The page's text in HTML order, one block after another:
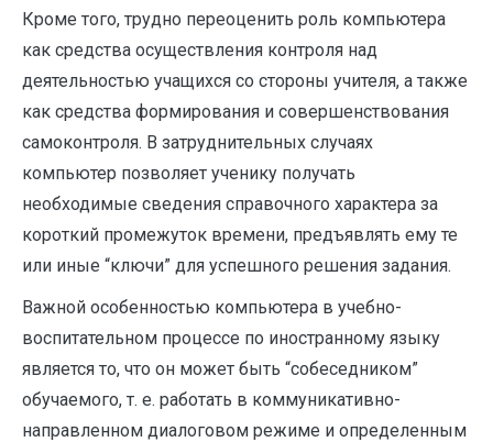
Кроме того, трудно переоценить роль компьютера
как средства осуществления контроля над
деятельностью учащихся со стороны учителя, а также
как средства формирования и совершенствования
самоконтроля. В затруднительных случаях
компьютер позволяет ученику получать
необходимые сведения справочного характера за
короткий промежуток времени, предъявлять ему те
или иные “ключи” для успешного решения задания.
Важной особенностью компьютера в учебно-
воспитательном процессе по иностранному языку
является то, что он может быть “собеседником”
обучаемого, т. е. работать в коммуникативно-
направленном диалоговом режиме и определенным